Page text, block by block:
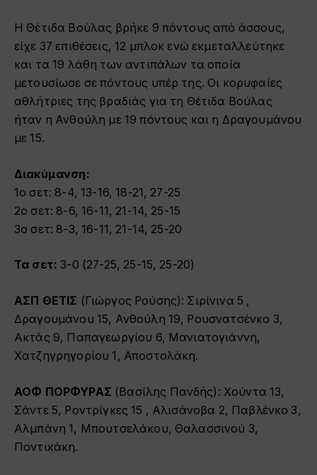
Η Θέτιδα Βούλας βρήκε 9 πόντους από άσσους,
είχε 37 επιθέσεις, 12 μπλοκ ενώ εκμεταλλεύτηκε
και τα 19 λάθη των αντιπάλων τα οποία
μετουσίωσε σε πόντους υπέρ της. Οι κορυφαίες
αθλήτριες της βραδιάς για τη Θέτιδα Βούλας
ήταν η Ανθούλη με 19 πόντους και η Δραγουμάνου
με 15.
Διακύμανση:
1ο σετ: 8-4, 13-16, 18-21, 27-25
2ο σετ: 8-6, 16-11, 21-14, 25-15
3ο σετ: 8-3, 16-11, 21-14, 25-20
Τα σετ: 3-0 (27-25, 25-15, 25-20)
ΑΣΠ ΘΕΤΙΣ (Γιώργος Ρούσης): Σιρίνινα 5 ,
Δραγουμάνου 15, Ανθούλη 19, Ρουσνατσένκο 3,
Ακτάς 9, Παπαγεωργίου 6, Μανιατογιάννη,
Χατζηγρηγορίου 1, Αποστολάκη.
ΑΟΦ ΠΟΡΦΥΡΑΣ (Βασίλης Πανδής): Χούντα 13,
Σάντε 5, Ροντρίγκες 15 , Αλισάνοβα 2, Παβλένκο 3,
Αλμπάνη 1, Μπουτσελάκου, Θαλασσινού 3,
Ποντικάκη.